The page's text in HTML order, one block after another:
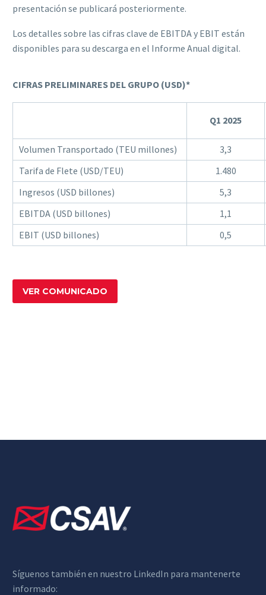
presentación se publicará posteriormente.
Los detalles sobre las cifras clave de EBITDA y EBIT están
disponibles para su descarga en el Informe Anual digital.
CIFRAS PRELIMINARES DEL GRUPO (USD)*
Q1 2025
Volumen Transportado (TEU millones)
3,3
Tarifa de Flete (USD/TEU)
1.480
Ingresos (USD billones)
5,3
EBITDA (USD billones)
1,1
EBIT (USD billones)
0,5
VER COMUNICADO
Síguenos también en nuestro LinkedIn para mantenerte
informado: